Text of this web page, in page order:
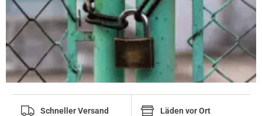
prev next
Schneller Versand Läden vor Ort